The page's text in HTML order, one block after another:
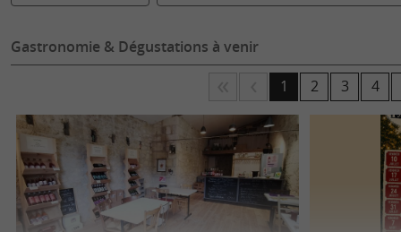
Gastronomie & Dégustations à venir
1 2 3 4